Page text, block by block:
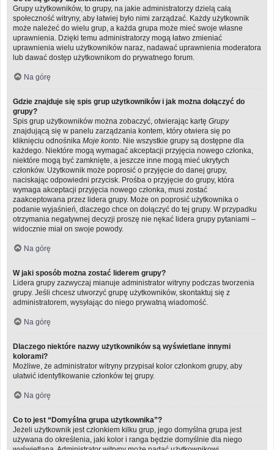
Grupy użytkowników, to grupy, na jakie administratorzy dzielą całą
społeczność witryny, aby łatwiej było nimi zarządzać. Każdy użytkownik
może należeć do wielu grup, a każda grupa może mieć swoje własne
uprawnienia. Dzięki temu administratorzy mogą łatwo zmieniać
uprawnienia wielu użytkowników naraz, nadawać uprawnienia moderatora
lub dawać dostęp użytkownikom do prywatnego forum.
Na górę
Gdzie znajduje się spis grup użytkowników i jak można dołączyć do
grupy?
Spis grup użytkowników można zobaczyć, otwierając kartę Grupy
znajdującą się w panelu zarządzania kontem, który otwiera się po
kliknięciu odnośnika Moje konto . Nie wszystkie grupy są dostępne dla
każdego. Niektóre mogą wymagać akceptacji przyjęcia nowego członka,
niektóre mogą być zamknięte, a jeszcze inne mogą mieć ukrytych
członków. Użytkownik może poprosić o przyjęcie do danej grupy,
naciskając odpowiedni przycisk. Prośba o przyjęcie do grupy, która
wymaga akceptacji przyjęcia nowego członka, musi zostać
zaakceptowana przez lidera grupy. Może on poprosić użytkownika o
podanie wyjaśnień, dlaczego chce on dołączyć do tej grupy. W przypadku
otrzymania negatywnej decyzji proszę nie nękać lidera grupy pytaniami –
widocznie miał on swoje powody.
Na górę
W jaki sposób można zostać liderem grupy?
Lidera grupy zazwyczaj mianuje administrator witryny podczas tworzenia
grupy. Jeśli chcesz utworzyć grupę użytkowników, skontaktuj się z
administratorem, wysyłając do niego prywatną wiadomość.
Na górę
Dlaczego niektóre nazwy użytkowników są wyświetlane innymi
kolorami?
Możliwe, że administrator witryny przypisał kolor członkom grupy, aby
ułatwić identyfikowanie członków tej grupy.
Na górę
Co to jest “Domyślna grupa użytkownika”?
Jeżeli użytkownik jest członkiem kilku grup, jego domyślna grupa jest
używana do określenia, jaki kolor i ranga będzie domyślnie dla niego